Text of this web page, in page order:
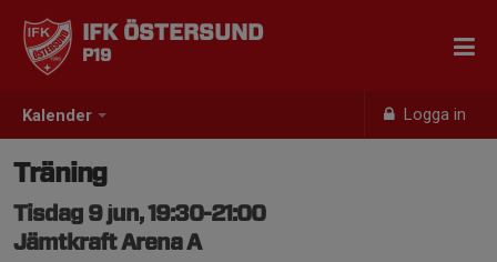
Kalender Logga in
IFK ÖSTERSUND
P19
Träning
Tisdag 9 jun, 19:30-21:00
Jämtkraft Arena A